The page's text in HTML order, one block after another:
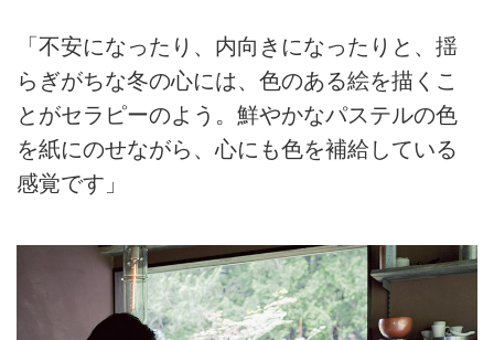
「不安になったり、内向きになったりと、揺
らぎがちな冬の心には、色のある絵を描くこ
とがセラピーのよう。鮮やかなパステルの色
を紙にのせながら、心にも色を補給している
感覚です」